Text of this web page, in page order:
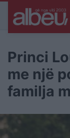
Princi
me një
familja